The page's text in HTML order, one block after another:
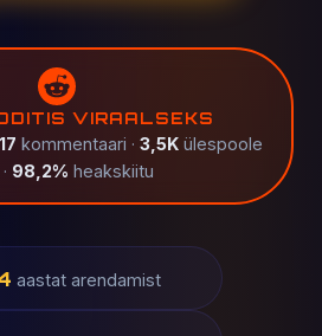
VIRAALSEKS
kommentaari · 3,5Külespoole
98,2% heakskiitu
aastat arendamist